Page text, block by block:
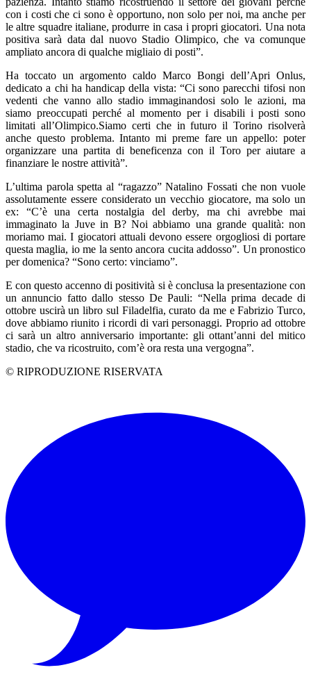
con i costi che ci sono è opportuno, non solo per noi, ma anche per
le altre squadre italiane, produrre in casa i propri giocatori. Una nota
positiva sarà data dal nuovo Stadio Olimpico, che va comunque
ampliato ancora di qualche migliaio di posti”.
Ha toccato un argomento caldo Marco Bongi dell’Apri Onlus,
dedicato a chi ha handicap della vista: “Ci sono parecchi tifosi non
vedenti che vanno allo stadio immaginandosi solo le azioni, ma
siamo preoccupati perché al momento per i disabili i posti sono
limitati all’Olimpico.Siamo certi che in futuro il Torino risolverà
anche questo problema. Intanto mi preme fare un appello: poter
organizzare una partita di beneficenza con il Toro per aiutare a
finanziare le nostre attività”.
L’ultima parola spetta al “ragazzo” Natalino Fossati che non vuole
assolutamente essere considerato un vecchio giocatore, ma solo un
ex: “C’è una certa nostalgia del derby, ma chi avrebbe mai
immaginato la Juve in B? Noi abbiamo una grande qualità: non
moriamo mai. I giocatori attuali devono essere orgogliosi di portare
questa maglia, io me la sento ancora cucita addosso”. Un pronostico
per domenica? “Sono certo: vinciamo”.
E con questo accenno di positività si è conclusa la presentazione con
un annuncio fatto dallo stesso De Pauli: “Nella prima decade di
ottobre uscirà un libro sul Filadelfia, curato da me e Fabrizio Turco,
dove abbiamo riunito i ricordi di vari personaggi. Proprio ad ottobre
ci sarà un altro anniversario importante: gli ottant’anni del mitico
stadio, che va ricostruito, com’è ora resta una vergogna”.
© RIPRODUZIONE RISERVATA